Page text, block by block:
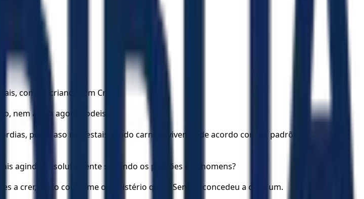
como a crianças em Cristo.
nem ainda agora podeis,
por acaso não estais sendo carnais, vivendo de acordo com os padrões
agindo absolutamente segundo os padrões dos homens?
a crer, e isto conforme o ministério que o Senhor concedeu a cada um.